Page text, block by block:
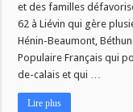
et des familles
62 à Liévin qui gère
Hénin-Beaumont,
Populaire Français qui
de-calais et qui …
Lire plus